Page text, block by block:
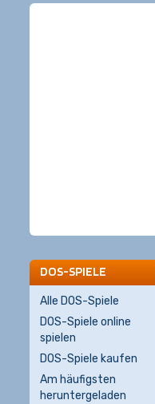
DOS-SPIELE
Alle DOS-Spiele
DOS-Spiele online
spielen
DOS-Spiele kaufen
Am häufigsten
heruntergeladen